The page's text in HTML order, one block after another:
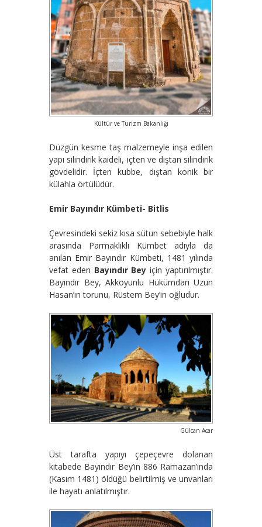
Kültür ve Turizm Bakanlığı
Düzgün kesme taş malzemeyle inşa edilen
yapı silindirik kaideli, içten ve dıştan silindirik
gövdelidir. İçten kubbe, dıştan konik bir
külahla örtülüdür.
Emir Bayındır Kümbeti- Bitlis
Çevresindeki sekiz kısa sütun sebebiyle halk
arasında Parmaklıklı Kümbet adıyla da
anılan Emir Bayındır Kümbeti, 1481 yılında
vefat eden Bayındır Bey için yaptırılmıştır.
Bayındır Bey, Akkoyunlu Hükümdarı Uzun
Hasan’ın torunu, Rüstem Bey’in oğludur.
Gülcan Acar
Üst tarafta yapıyı çepeçevre dolanan
kitabede Bayındır Bey’in 886 Ramazan’ında
(Kasım 1481) öldüğü belirtilmiş ve unvanları
ile hayatı anlatılmıştır.